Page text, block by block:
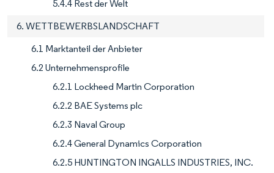
5.4.4 Rest der Welt
6. WETTBEWERBSLANDSCHAFT
6.1 Marktanteil der Anbieter
6.2 Unternehmensprofile
6.2.1 Lockheed Martin Corporation
6.2.2 BAE Systems plc
6.2.3 Naval Group
6.2.4 General Dynamics Corporation
6.2.5 HUNTINGTON INGALLS INDUSTRIES, INC.